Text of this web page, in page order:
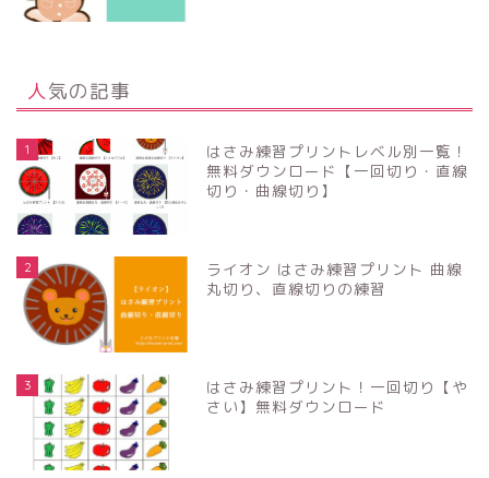
人気の記事
1
はさみ練習プリントレベル別一覧！
無料ダウンロード【一回切り・直線
切り・曲線切り】
2
ライオン はさみ練習プリント 曲線
丸切り、直線切りの練習
3
はさみ練習プリント！一回切り【や
さい】無料ダウンロード